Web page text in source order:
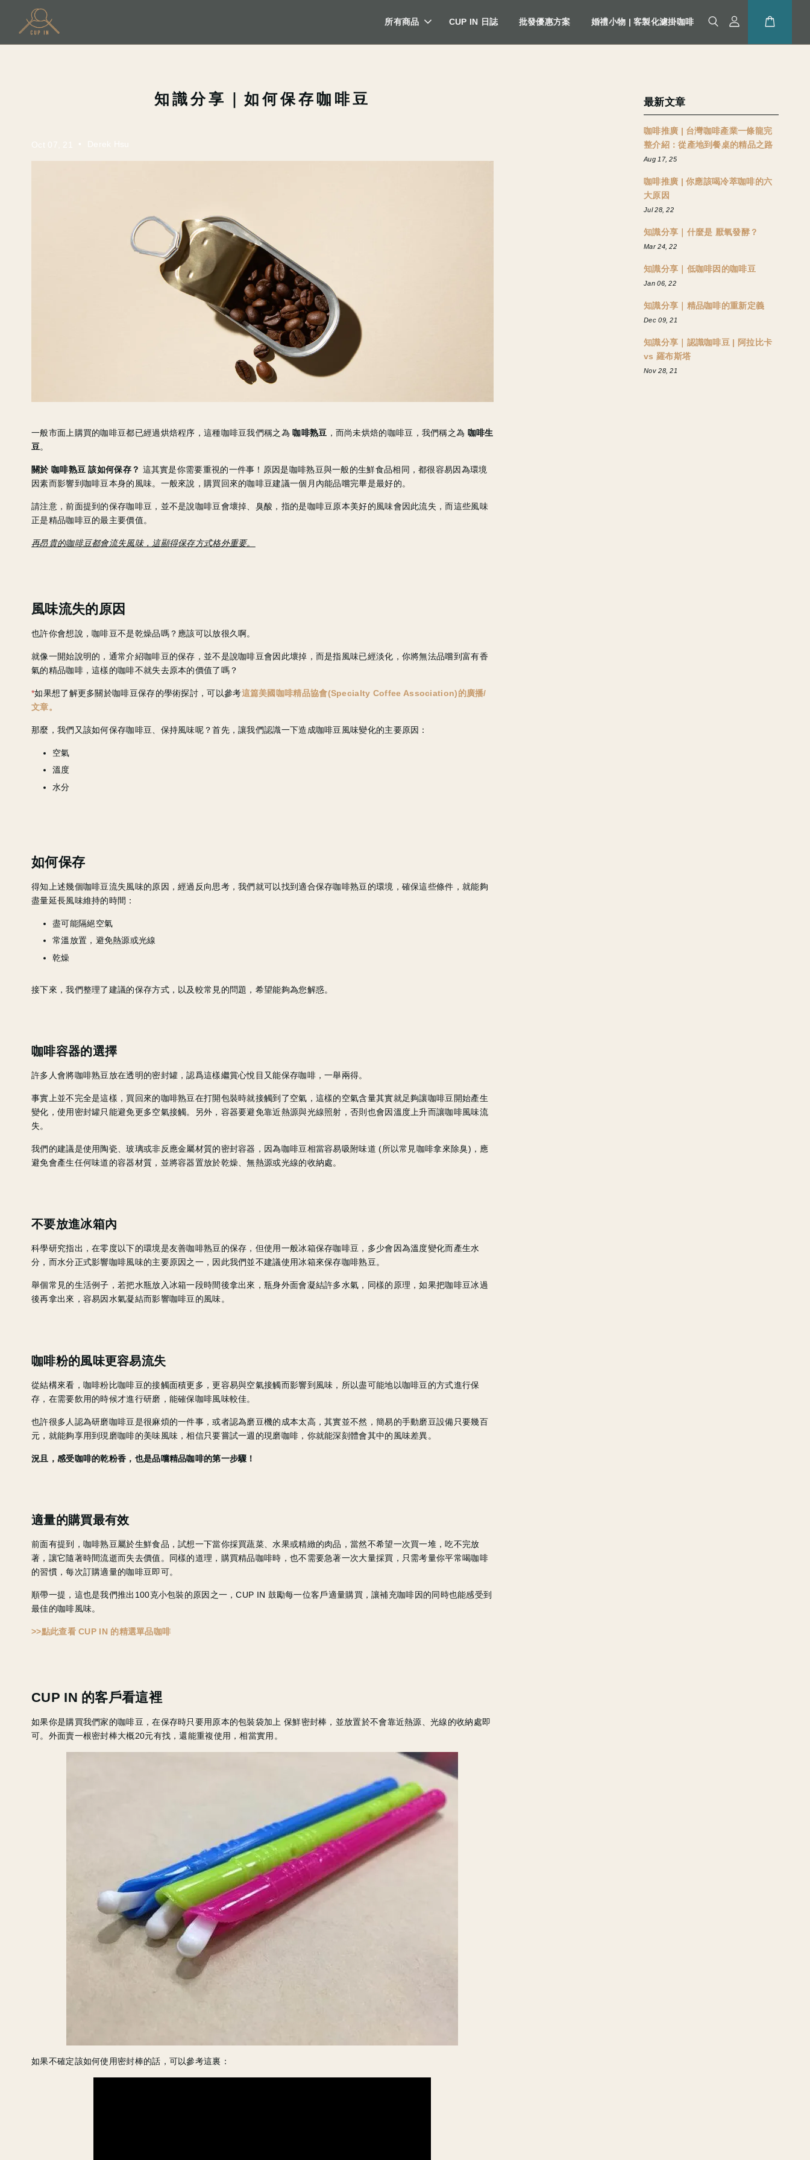
所有商品 CUP IN 日誌 批發優惠方案 婚禮小物 | 客製化濾掛咖啡
知識分享｜如何保存咖啡豆
Oct 07, 21 • Derek Hsu
一般市面上購買的咖啡豆都已經過烘焙程序，這種咖啡豆我們稱之為 咖啡熟豆 ，而尚未烘焙的咖啡豆，我們稱之為 咖啡生
豆。
關於 咖啡熟豆 該如何保存？ 這其實是你需要重視的一件事！原因是咖啡熟豆與一般的生鮮食品相同，都很容易因為環境
因素而影響到咖啡豆本身的風味。一般來說，購買回來的咖啡豆建議一個月內能品嚐完畢是最好的。
請注意，前面提到的保存咖啡豆，並不是說咖啡豆會壞掉、臭酸，指的是咖啡豆原本美好的風味會因此流失，而這些風味
正是精品咖啡豆的最主要價值。
再昂貴的咖啡豆都會流失風味，這顯得保存方式格外重要。
風味流失的原因
也許你會想說，咖啡豆不是乾燥品嗎？應該可以放很久啊。
就像一開始說明的，通常介紹咖啡豆的保存，並不是說咖啡豆會因此壞掉，而是指風味已經淡化，你將無法品嚐到富有香
氣的精品咖啡，這樣的咖啡不就失去原本的價值了嗎？
*如果想了解更多關於咖啡豆保存的學術探討，可以參考這篇美國咖啡精品協會(Specialty Coffee Association)的廣播/
文章。
那麼，我們又該如何保存咖啡豆、保持風味呢？首先，讓我們認識一下造成咖啡豆風味變化的主要原因：
空氣
溫度
水分
如何保存
得知上述幾個咖啡豆流失風味的原因，經過反向思考，我們就可以找到適合保存咖啡熟豆的環境，確保這些條件，就能夠
盡量延長風味維持的時間：
盡可能隔絕空氣
常溫放置，避免熱源或光線
乾燥
接下來，我們整理了建議的保存方式，以及較常見的問題，希望能夠為您解惑。
咖啡容器的選擇
許多人會將咖啡熟豆放在透明的密封罐，認爲這樣繼賞心悅目又能保存咖啡，一舉兩得。
事實上並不完全是這樣，買回來的咖啡熟豆在打開包裝時就接觸到了空氣，這樣的空氣含量其實就足夠讓咖啡豆開始產生
變化，使用密封罐只能避免更多空氣接觸。另外，容器要避免靠近熱源與光線照射，否則也會因溫度上升而讓咖啡風味流
失。
我們的建議是使用陶瓷、玻璃或非反應金屬材質的密封容器，因為咖啡豆相當容易吸附味道 (所以常見咖啡拿來除臭)，應
避免會產生任何味道的容器材質，並將容器置放於乾燥、無熱源或光線的收納處。
不要放進冰箱內
科學研究指出，在零度以下的環境是友善咖啡熟豆的保存，但使用一般冰箱保存咖啡豆，多少會因為溫度變化而產生水
分，而水分正式影響咖啡風味的主要原因之一，因此我們並不建議使用冰箱來保存咖啡熟豆。
舉個常見的生活例子，若把水瓶放入冰箱一段時間後拿出來，瓶身外面會凝結許多水氣，同樣的原理，如果把咖啡豆冰過
後再拿出來，容易因水氣凝結而影響咖啡豆的風味。
咖啡粉的風味更容易流失
從結構來看，咖啡粉比咖啡豆的接觸面積更多，更容易與空氣接觸而影響到風味，所以盡可能地以咖啡豆的方式進行保
存，在需要飲用的時候才進行研磨，能確保咖啡風味較佳。
也許很多人認為研磨咖啡豆是很麻煩的一件事，或者認為磨豆機的成本太高，其實並不然，簡易的手動磨豆設備只要幾百
元，就能夠享用到現磨咖啡的美味風味，相信只要嘗試一週的現磨咖啡，你就能深刻體會其中的風味差異。
況且，感受咖啡的乾粉香，也是品嚐精品咖啡的第一步驟！
適量的購買最有效
前面有提到，咖啡熟豆屬於生鮮食品，試想一下當你採買蔬菜、水果或精緻的肉品，當然不希望一次買一堆，吃不完放
著，讓它隨著時間流逝而失去價值。同樣的道理，購買精品咖啡時，也不需要急著一次大量採買，只需考量你平常喝咖啡
的習慣，每次訂購適量的咖啡豆即可。
順帶一提，這也是我們推出100克小包裝的原因之一，CUP IN 鼓勵每一位客戶適量購買，讓補充咖啡因的同時也能感受到
最佳的咖啡風味。
>>點此查看 CUP IN 的精選單品咖啡
CUP IN 的客戶看這裡
如果你是購買我們家的咖啡豆，在保存時只要用原本的包裝袋加上 保鮮密封棒，並放置於不會靠近熱源、光線的收納處即
可。外面賣一根密封棒大概20元有找，還能重複使用，相當實用。
如果不確定該如何使用密封棒的話，可以參考這裏：
最新文章
咖啡推廣 | 台灣咖啡產業一條龍完
整介紹：從產地到餐桌的精品之路
Aug 17, 25
咖啡推廣 | 你應該喝冷萃咖啡的六
大原因
Jul 28, 22
知識分享｜什麼是 厭氧發酵？
Mar 24, 22
知識分享｜低咖啡因的咖啡豆
Jan 06, 22
知識分享｜精品咖啡的重新定義
Dec 09, 21
知識分享｜認識咖啡豆 | 阿拉比卡
vs 羅布斯塔
Nov 28, 21